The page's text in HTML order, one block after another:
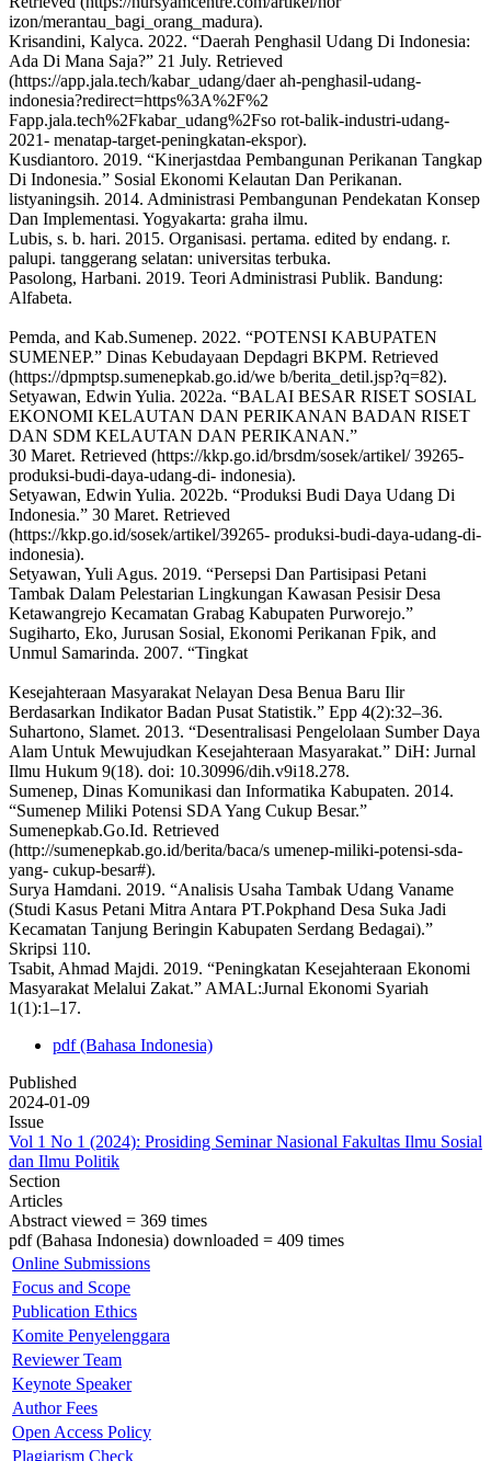
izon/merantau_bagi_orang_madura).
Krisandini, Kalyca. 2022. “Daerah Penghasil Udang Di Indonesia:
Ada Di Mana Saja?” 21 July. Retrieved
(https://app.jala.tech/kabar_udang/daer ah-penghasil-udang-
indonesia?redirect=https%3A%2F%2
Fapp.jala.tech%2Fkabar_udang%2Fso rot-balik-industri-udang-
2021- menatap-target-peningkatan-ekspor).
Kusdiantoro. 2019. “Kinerjastdaa Pembangunan Perikanan Tangkap
Di Indonesia.” Sosial Ekonomi Kelautan Dan Perikanan.
listyaningsih. 2014. Administrasi Pembangunan Pendekatan Konsep
Dan Implementasi. Yogyakarta: graha ilmu.
Lubis, s. b. hari. 2015. Organisasi. pertama. edited by endang. r.
palupi. tanggerang selatan: universitas terbuka.
Pasolong, Harbani. 2019. Teori Administrasi Publik. Bandung:
Alfabeta.
Pemda, and Kab.Sumenep. 2022. “POTENSI KABUPATEN
SUMENEP.” Dinas Kebudayaan Depdagri BKPM. Retrieved
(https://dpmptsp.sumenepkab.go.id/we b/berita_detil.jsp?q=82).
Setyawan, Edwin Yulia. 2022a. “BALAI BESAR RISET SOSIAL
EKONOMI KELAUTAN DAN PERIKANAN BADAN RISET
DAN SDM KELAUTAN DAN PERIKANAN.”
30 Maret. Retrieved (https://kkp.go.id/brsdm/sosek/artikel/ 39265-
produksi-budi-daya-udang-di- indonesia).
Setyawan, Edwin Yulia. 2022b. “Produksi Budi Daya Udang Di
Indonesia.” 30 Maret. Retrieved
(https://kkp.go.id/sosek/artikel/39265- produksi-budi-daya-udang-di-
indonesia).
Setyawan, Yuli Agus. 2019. “Persepsi Dan Partisipasi Petani
Tambak Dalam Pelestarian Lingkungan Kawasan Pesisir Desa
Ketawangrejo Kecamatan Grabag Kabupaten Purworejo.”
Sugiharto, Eko, Jurusan Sosial, Ekonomi Perikanan Fpik, and
Unmul Samarinda. 2007. “Tingkat
Kesejahteraan Masyarakat Nelayan Desa Benua Baru Ilir
Berdasarkan Indikator Badan Pusat Statistik.” Epp 4(2):32–36.
Suhartono, Slamet. 2013. “Desentralisasi Pengelolaan Sumber Daya
Alam Untuk Mewujudkan Kesejahteraan Masyarakat.” DiH: Jurnal
Ilmu Hukum 9(18). doi: 10.30996/dih.v9i18.278.
Sumenep, Dinas Komunikasi dan Informatika Kabupaten. 2014.
“Sumenep Miliki Potensi SDA Yang Cukup Besar.”
Sumenepkab.Go.Id. Retrieved
(http://sumenepkab.go.id/berita/baca/s umenep-miliki-potensi-sda-
yang- cukup-besar#).
Surya Hamdani. 2019. “Analisis Usaha Tambak Udang Vaname
(Studi Kasus Petani Mitra Antara PT.Pokphand Desa Suka Jadi
Kecamatan Tanjung Beringin Kabupaten Serdang Bedagai).”
Skripsi 110.
Tsabit, Ahmad Majdi. 2019. “Peningkatan Kesejahteraan Ekonomi
Masyarakat Melalui Zakat.” AMAL:Jurnal Ekonomi Syariah
1(1):1–17.
pdf (Bahasa Indonesia)
Published
2024-01-09
Issue
Vol 1 No 1 (2024): Prosiding Seminar Nasional Fakultas Ilmu Sosial
dan Ilmu Politik
Section
Articles
Abstract viewed = 369 times
pdf (Bahasa Indonesia) downloaded = 409 times
Online Submissions
Focus and Scope
Publication Ethics
Komite Penyelenggara
Reviewer Team
Keynote Speaker
Author Fees
Open Access Policy
Plagiarism Check